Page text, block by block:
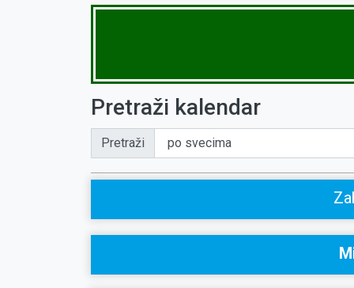
Pretraži kalendar
Pretraži